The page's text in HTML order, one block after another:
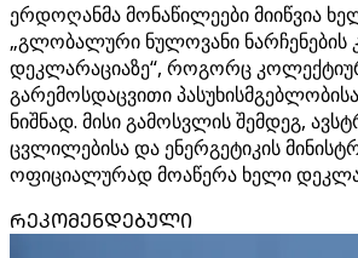
ერდოღანმა მონაწილეები მიიწვია
„გლობალური ნულოვანი ნარჩენების
დეკლარაციაზე“, როგორც
გარემოსდაცვითი
ნიშნად. მისი გამოსვლის შემდეგ,
ცვლილებისა და ენერგეტიკის
ოფიციალურად მოაწერა ხელი
ᲠᲔᲙᲝᲛᲔᲜᲓᲔᲑᲣᲚᲘ